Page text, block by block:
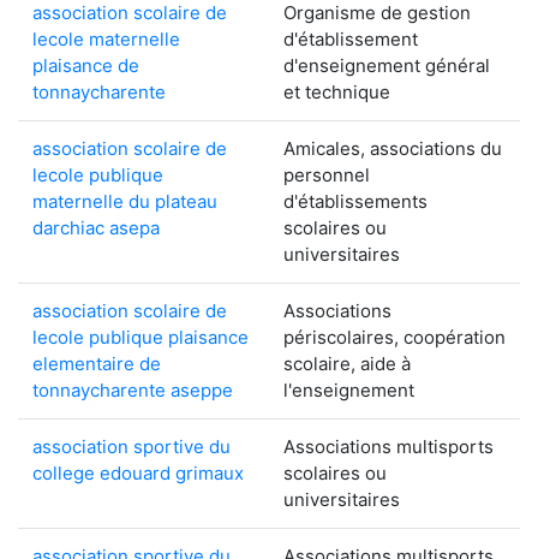
association scolaire de
lecole maternelle
plaisance de
tonnaycharente
Organisme de gestion
d'établissement
d'enseignement général
et technique
association scolaire de
lecole publique
maternelle du plateau
darchiac asepa
Amicales, associations du
personnel
d'établissements
scolaires ou
universitaires
association scolaire de
lecole publique plaisance
elementaire de
tonnaycharente aseppe
Associations
périscolaires, coopération
scolaire, aide à
l'enseignement
association sportive du
college edouard grimaux
Associations multisports
scolaires ou
universitaires